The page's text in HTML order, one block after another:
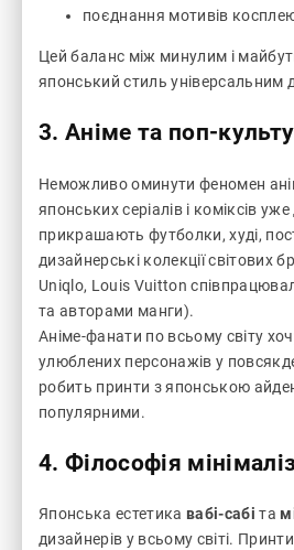
поєднання мотивів
Цей баланс між минулим і
японський стиль універсальним
3. Аніме та поп-
Неможливо оминути феномен
японських серіалів і коміксів
прикрашають футболки, худі,
дизайнерські колекції світових
Uniqlo, Louis Vuitton
та авторами манги).
Аніме-фанати по всьому світу
улюблених персонажів у
робить принти з японською
популярними.
4. Філософія
Японська естетика вабі-сабі та
дизайнерів у всьому світі.